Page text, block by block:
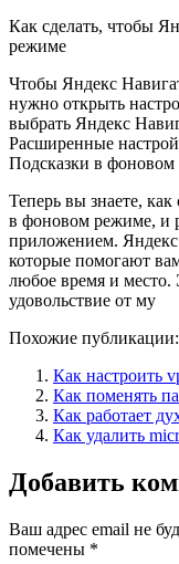
Как сделать, чтобы
режиме
Чтобы Яндекс
нужно открыть
выбрать Яндекс
Расширенные
Подсказки в
Теперь вы знаете,
в фоновом режиме, и
приложением.
которые помогают
любое время и
удовольствие от му
Похожие публикации:
Как настроить
Как поменять
Как работает
Как удалить
Добавить
Ваш адрес email не
помечены *